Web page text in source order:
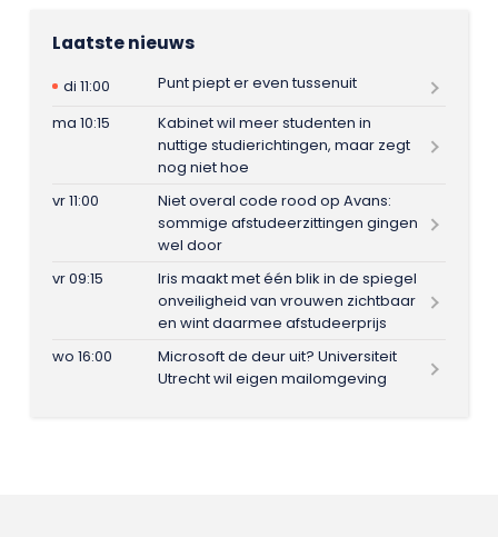
Laatste nieuws
di 11:00
Punt piept er even tussenuit
ma 10:15
Kabinet wil meer studenten in
nuttige studierichtingen, maar zegt
nog niet hoe
vr 11:00
Niet overal code rood op Avans:
sommige afstudeerzittingen gingen
wel door
vr 09:15
Iris maakt met één blik in de spiegel
onveiligheid van vrouwen zichtbaar
en wint daarmee afstudeerprijs
wo 16:00
Microsoft de deur uit? Universiteit
Utrecht wil eigen mailomgeving